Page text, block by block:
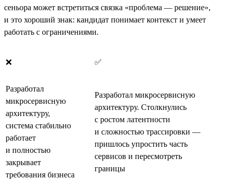
сеньора может встретиться связка «проблема — решение»,
и это хороший знак: кандидат понимает контекст и умеет
работать с ограничениями.
❌ ✅
Разработал
микросервисную
архитектуру,
система стабильно
работает
и полностью
закрывает
требования бизнеса
Разработал микросервисную
архитектуру. Столкнулись
с ростом латентности
и сложностью трассировки —
пришлось упростить часть
сервисов и пересмотреть
границы